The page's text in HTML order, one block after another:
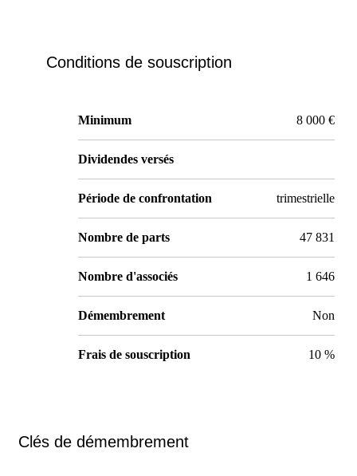
Conditions de souscription
Minimum 8 000 €
Dividendes versés
Période de confrontation trimestrielle
Nombre de parts 47 831
Nombre d'associés 1 646
Démembrement Non
Frais de souscription 10 %
Clés de démembrement